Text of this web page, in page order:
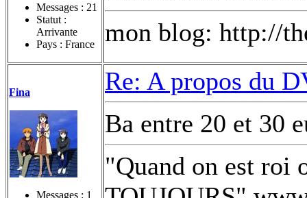
Messages : 21
Statut :
Arrivante
Pays : France
mon blog: http://
Fina
Messages : 1
Re: A propos du
Ba entre 20 et 30
"Quand on est roi